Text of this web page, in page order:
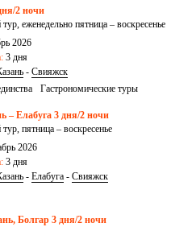
2 ночи
еженедельно пятница – воскресенье
2026
3 дня
- Свияжск
Гастрономические туры
– Елабуга 3 дня/2 ночи
пятница – воскресенье
2026
3 дня
- Елабуга - Свияжск
Болгар 3 дня/2 ночи